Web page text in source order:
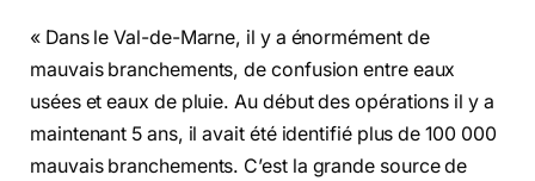
« Dans le Val-de-Marne, il y a énormément de
mauvais branchements, de confusion entre eaux
usées et eaux de pluie. Au début des opérations il y a
maintenant 5 ans, il avait été identifié plus de 100 000
mauvais branchements. C’est la grande source de